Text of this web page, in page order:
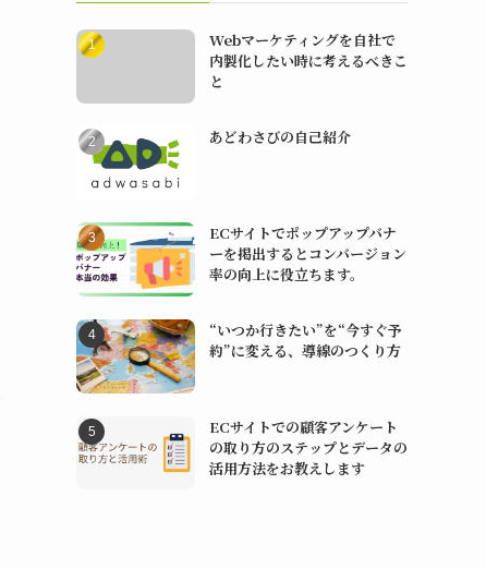
Webマーケティングを自社で
内製化したい時に考えるべきこ
と
あどわさびの自己紹介
ECサイトでポップアップバナ
ーを掲出するとコンバージョン
率の向上に役立ちます。
“いつか行きたい”を“今すぐ予
約”に変える、導線のつくり方
ECサイトでの顧客アンケート
の取り方のステップとデータの
活用方法をお教えします